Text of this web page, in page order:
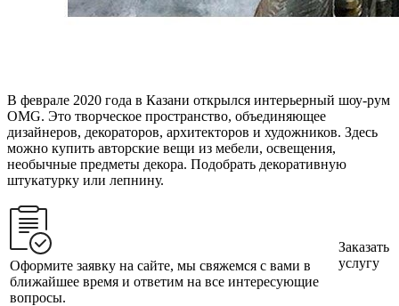
В феврале 2020 года в Казани открылся интерьерный шоу-рум
OMG. Это творческое пространство, объединяющее
дизайнеров, декораторов, архитекторов и художников. Здесь
можно купить авторские вещи из мебели, освещения,
необычные предметы декора. Подобрать декоративную
штукатурку или лепнину.
Оформите заявку на сайте, мы свяжемся с вами в
ближайшее время и ответим на все интересующие
вопросы.
Заказать
услугу